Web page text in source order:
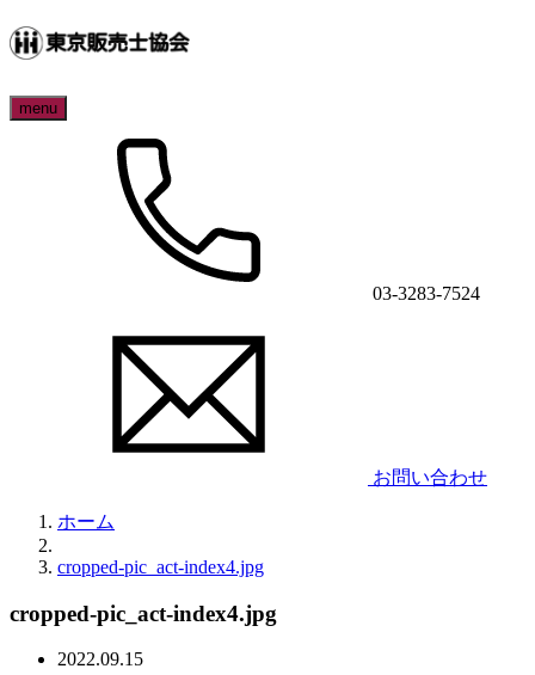
menu
03-3283-7524
お問い合わせ
ホーム
cropped-pic_act-index4.jpg
cropped-pic_act-index4.jpg
2022.09.15